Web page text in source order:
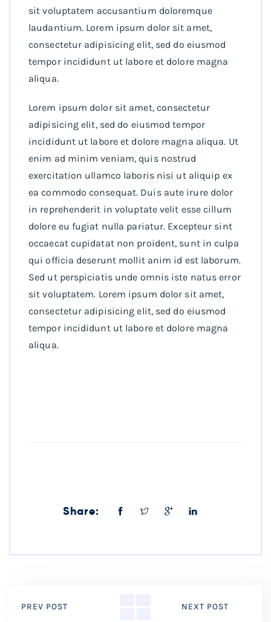
sit voluptatem accusantium doloremque
laudantium. Lorem ipsum dolor sit amet,
consectetur adipisicing elit, sed do eiusmod
tempor incididunt ut labore et dolore magna
aliqua.
Lorem ipsum dolor sit amet, consectetur
adipisicing elit, sed do eiusmod tempor
incididunt ut labore et dolore magna aliqua. Ut
enim ad minim veniam, quis nostrud
exercitation ullamco laboris nisi ut aliquip ex
ea commodo consequat. Duis aute irure dolor
in reprehenderit in voluptate velit esse cillum
dolore eu fugiat nulla pariatur. Excepteur sint
occaecat cupidatat non proident, sunt in culpa
qui officia deserunt mollit anim id est laborum.
Sed ut perspiciatis unde omnis iste natus error
sit voluptatem. Lorem ipsum dolor sit amet,
consectetur adipisicing elit, sed do eiusmod
tempor incididunt ut labore et dolore magna
aliqua.
Share:
PREV POST NEXT POST